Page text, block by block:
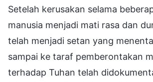
Setelah kerusakan selama
manusia menjadi mati rasa dan
telah menjadi setan yang
sampai ke taraf pemberontakan
terhadap Tuhan telah